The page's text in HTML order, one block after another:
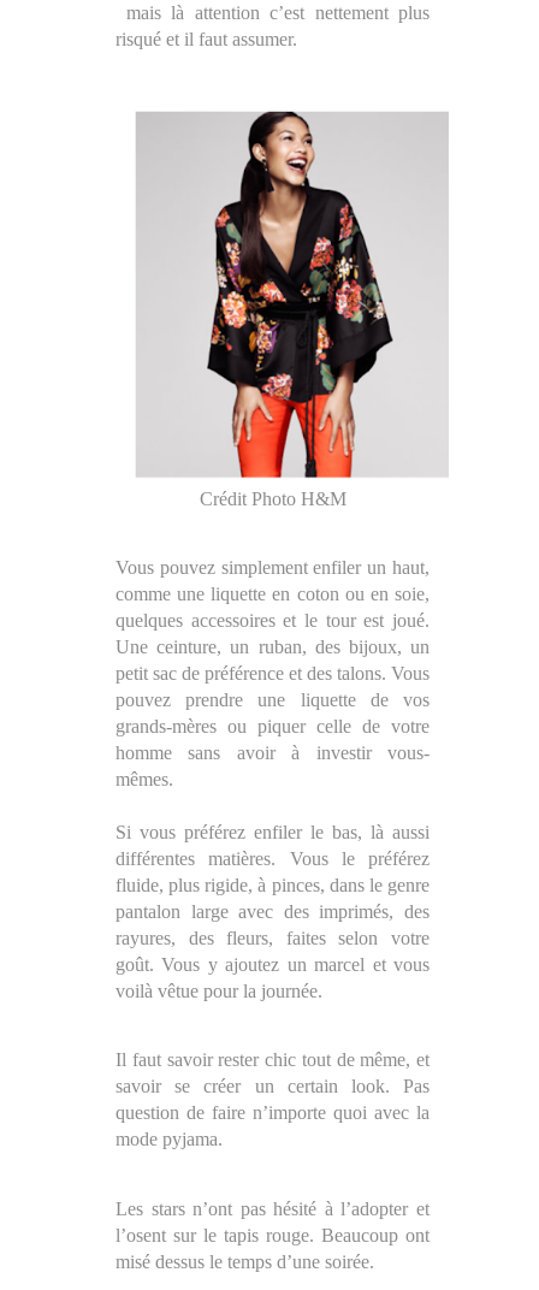
mais là attention c’est nettement plus
risqué et il faut assumer.
Crédit Photo H&M
Vous pouvez simplement enfiler un haut,
comme une liquette en coton ou en soie,
quelques accessoires et le tour est joué.
Une ceinture, un ruban, des bijoux, un
petit sac de préférence et des talons. Vous
pouvez prendre une liquette de vos
grands-mères ou piquer celle de votre
homme sans avoir à investir vous-
mêmes.
Si vous préférez enfiler le bas, là aussi
différentes matières. Vous le préférez
fluide, plus rigide, à pinces, dans le genre
pantalon large avec des imprimés, des
rayures, des fleurs, faites selon votre
goût. Vous y ajoutez un marcel et vous
voilà vêtue pour la journée.
Il faut savoir rester chic tout de même, et
savoir se créer un certain look. Pas
question de faire n’importe quoi avec la
mode pyjama.
Les stars n’ont pas hésité à l’adopter et
l’osent sur le tapis rouge. Beaucoup ont
misé dessus le temps d’une soirée.